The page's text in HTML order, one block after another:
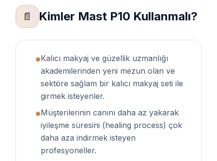
📄 Kimler Mast P10 Kullanmalı?
●Kalıcı makyaj ve güzellik uzmanlığı
akademilerinden yeni mezun olan ve
sektöre sağlam bir kalıcı makyaj seti ile
girmek isteyenler.
●Müşterilerinin canını daha az yakarak
iyileşme süresini (healing process) çok
daha aza indirmek isteyen
profesyoneller.